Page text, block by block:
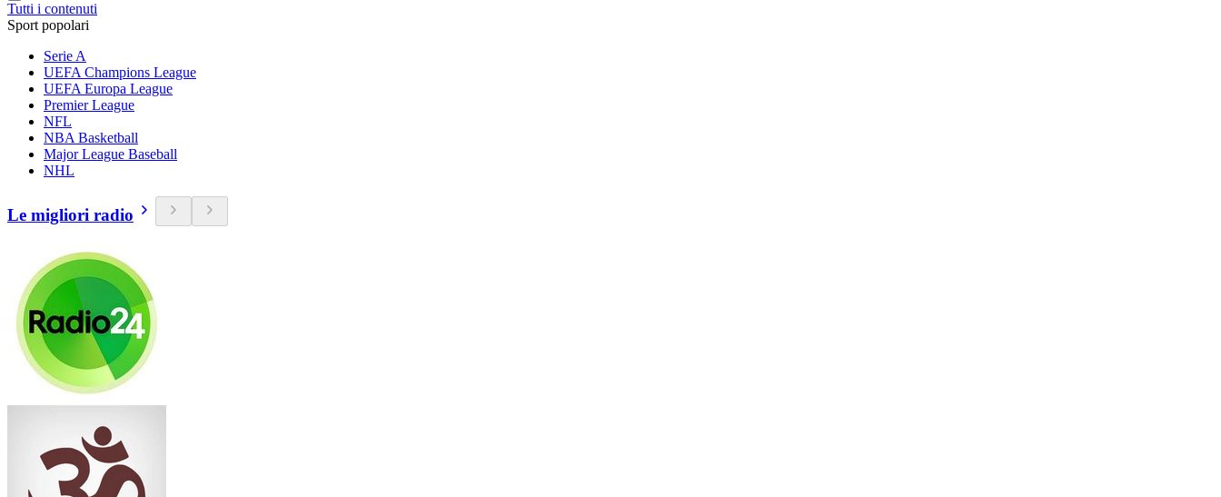
Tutti i contenuti
Sport popolari
Serie A
UEFA Champions League
UEFA Europa League
Premier League
NFL
NBA Basketball
Major League Baseball
NHL
Le migliori radio